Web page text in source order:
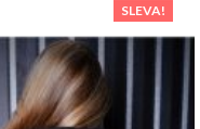
SLEVA!